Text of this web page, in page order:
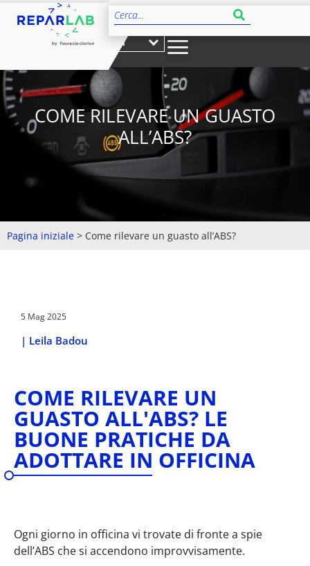
IT
COME RILEVARE UN GUASTO
ALL’ABS?
Pagina iniziale > Come rilevare un guasto all’ABS?
5 Mag 2025
| Leila Badou
COME RILEVARE UN
GUASTO ALL'ABS? LE
BUONE PRATICHE DA
ADOTTARE IN OFFICINA
Ogni giorno in officina vi trovate di fronte a spie
dell’ABS che si accendono improvvisamente.